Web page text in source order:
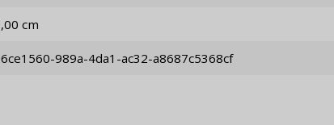
9,00 cm
96ce1560-989a-4da1-ac32-a8687c5368cf